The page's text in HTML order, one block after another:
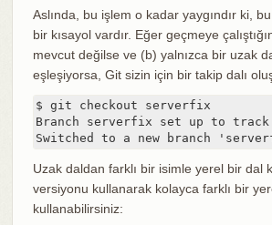
Aslında, bu işlem o kadar yaygındır ki,
bir kısayol vardır. Eğer geçmeye
mevcut değilse ve (b) yalnızca bir uzak
eşleşiyorsa, Git sizin için bir takip dalı
$ git checkout serverfix
Branch serverfix set up to
Switched to a new branch
Uzak daldan farklı bir isimle yerel bir dal
versiyonu kullanarak kolayca farklı bir
kullanabilirsiniz: